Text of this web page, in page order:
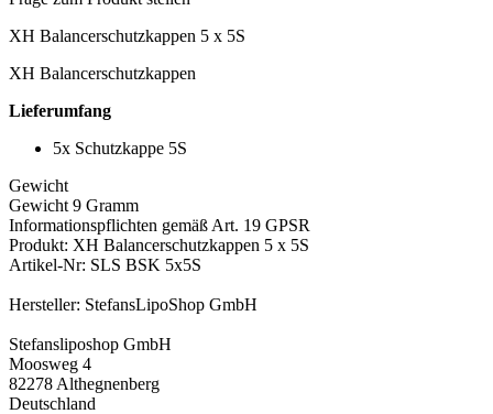
XH Balancerschutzkappen 5 x 5S
XH Balancerschutzkappen
Lieferumfang
5x Schutzkappe 5S
Gewicht
Gewicht 9 Gramm
Informationspflichten gemäß Art. 19 GPSR
Produkt: XH Balancerschutzkappen 5 x 5S
Artikel-Nr: SLS BSK 5x5S
Hersteller: StefansLipoShop GmbH
Stefansliposhop GmbH
Moosweg 4
82278 Althegnenberg
Deutschland